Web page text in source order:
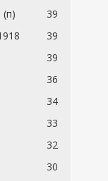
39
39
39
36
34
33
32
30